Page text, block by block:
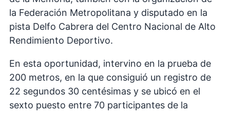
la Federación Metropolitana y disputado en la
pista Delfo Cabrera del Centro Nacional de Alto
Rendimiento Deportivo.
En esta oportunidad, intervino en la prueba de
200 metros, en la que consiguió un registro de
22 segundos 30 centésimas y se ubicó en el
sexto puesto entre 70 participantes de la